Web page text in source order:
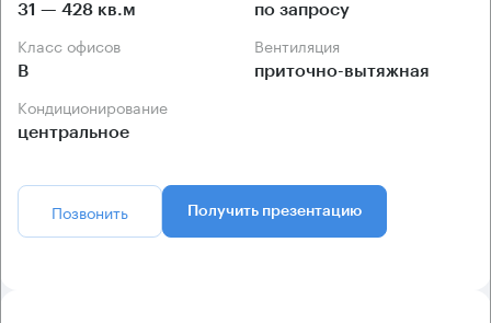
31 — 428 кв.м по запросу
Класс офисов
B
Вентиляция
приточно-вытяжная
Кондиционирование
центральное
Позвонить Получить презентацию